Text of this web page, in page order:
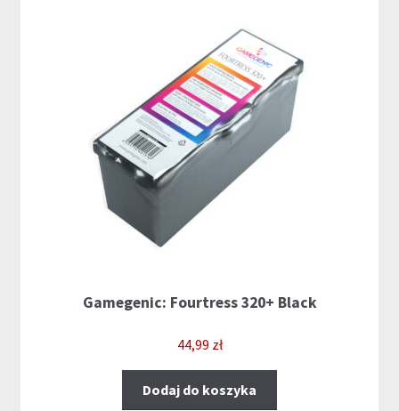
Gamegenic: Fourtress 320+ Black
44,99 zł
Dodaj do koszyka